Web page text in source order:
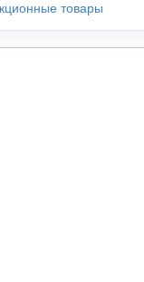
товары